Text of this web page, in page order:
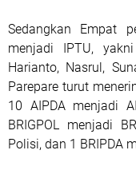
Sedangkan Empat
menjadi IPTU,
Harianto, Nasrul,
Parepare turut
10 AIPDA menjadi
BRIGPOL menjadi
Polisi, dan 1 BRIPDA